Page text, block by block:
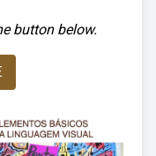
button below.